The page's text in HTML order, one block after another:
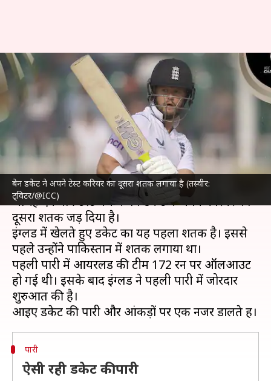
बेन डकेट ने अपने टेस्ट करियर का दूसरा शतक लगाया है (तस्वीर:
ट्विटर/@ICC)
इंग्लैंड बनाम आयरलैंड: बेन डकेट ने
जड़ा टेस्ट करियर का दूसरा शतक,
जानिए उनके आंकड़े
Jun 02, 2023 05:01 pm
क्या है खबर?
इंग्लैंड क्रिकेट टीमऔरआयरलैंड क्रिकेट टीमके बीच खेले
जा रहे एकमात्र टेस्ट मैच में बेन डकेट ने अपने करियर का
दूसरा शतक जड़ दिया है।
इंग्लैंड में खेलते हुए डकेट का यह पहला शतक है। इससे
पहले उन्होंने पाकिस्तान में शतक लगाया था।
पहली पारी में आयरलैंड की टीम 172 रन पर ऑलआउट
हो गई थी। इसके बाद इंग्लैंड ने पहली पारी में जोरदार
शुरुआत की है।
पारी
ऐसी रही डकेट की पारी